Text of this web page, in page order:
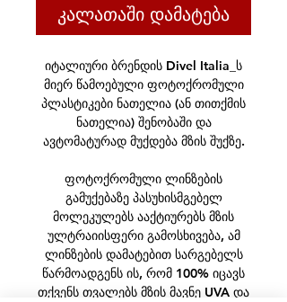
კალათაში დამატება
იტალიური ბრენდის Divel Italia_ს
მიერ წამოებული ფოტოქრომული
პლასტიკები ნათელია (ან თითქმის
ნათელია) შენობაში და
ავტომატურად მუქდება მზის შუქზე.
ფოტოქრომული ლინზების
გამუქებაზე პასუხისმგებელ
მოლეკულებს ააქტიურებს მზის
ულტრაიისფერი გამოსხივება, ამ
ლინზების დამატებით სარგებელს
წარმოადგენს ის, რომ 100% იცავს
თქვენს თვალებს მზის მავნე UVA და